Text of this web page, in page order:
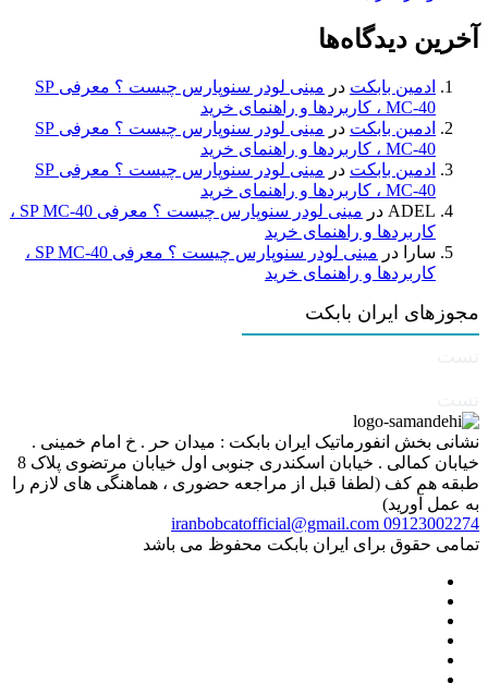
آخرین دیدگاه‌ها
ادمین بابکت در
مینی لودر سنوپارس چیست ؟ معرفی SP
MC-40 ، کاربردها و راهنمای خرید
ادمین بابکت در
مینی لودر سنوپارس چیست ؟ معرفی SP
MC-40 ، کاربردها و راهنمای خرید
ادمین بابکت در
مینی لودر سنوپارس چیست ؟ معرفی SP
MC-40 ، کاربردها و راهنمای خرید
ADEL در
مینی لودر سنوپارس چیست ؟ معرفی SP MC-40 ،
کاربردها و راهنمای خرید
سارا
در
مینی لودر سنوپارس چیست ؟ معرفی SP MC-40 ،
کاربردها و راهنمای خرید
مجوزهای ایران بابکت
نشانی بخش انفورماتیک ایران بابکت : میدان حر . خ امام خمینی .
خیابان کمالی . خیابان اسکندری جنوبی اول خیابان مرتضوی پلاک 8
طبقه هم کف (لطفا قبل از مراجعه حضوری ، هماهنگی های لازم را
به عمل آورید)
09123002274
iranbobcatofficial@gmail.com
تمامی حقوق برای ایران بابکت محفوظ می باشد